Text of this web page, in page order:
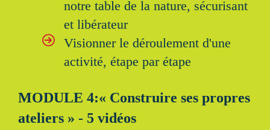
notre table de la nature, sécurisant
et libérateur
Visionner le déroulement d'une
activité, étape par étape
MODULE 4:« Construire ses propres
ateliers » - 5 vidéos